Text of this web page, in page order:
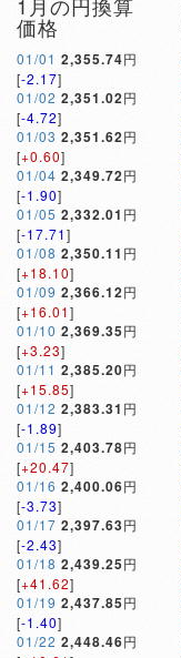
価格
01/01 2,355.74円
[-2.17]
01/02 2,351.02円
[-4.72]
01/03 2,351.62円
[+0.60]
01/04 2,349.72円
[-1.90]
01/05 2,332.01 円
[-17.71]
01/08 2,350.11 円
[+18.10]
01/09 2,366.12円
[+16.01]
01/10 2,369.35円
[+3.23]
01/11 2,385.20円
[+15.85]
01/12 2,383.31 円
[-1.89]
01/15 2,403.78円
[+20.47]
01/16 2,400.06円
[-3.73]
01/17 2,397.63円
[-2.43]
01/18 2,439.25円
[+41.62]
01/19 2,437.85円
[-1.40]
01/22 2,448.46円